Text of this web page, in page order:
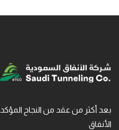
بعد أكثر من عقد من النجاح
الأنفاق